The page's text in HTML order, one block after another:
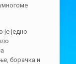
једно
борачка и